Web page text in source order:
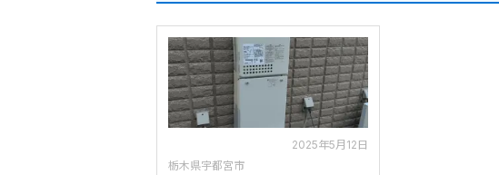
2025年5月12日
栃木県宇都宮市